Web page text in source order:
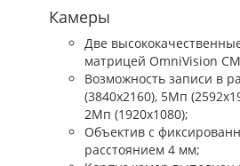
Камеры
Две
матрицей OmniVision
Возможность записи в
(3840х2160), 5Mп
2Mп (1920х1080);
Объектив с
расстоянием 4 мм;